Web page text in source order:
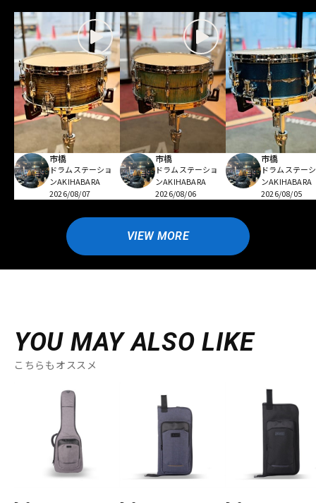
市橋
ドラムステーショ
ンAKIHABARA
2026/08/07
市橋
ドラムステーショ
ンAKIHABARA
2026/08/06
市橋
ドラムステー
ンAKIHABARA
2026/08/05
VIEW MORE
YOU MAY ALSO LIKE
こちらもオススメ